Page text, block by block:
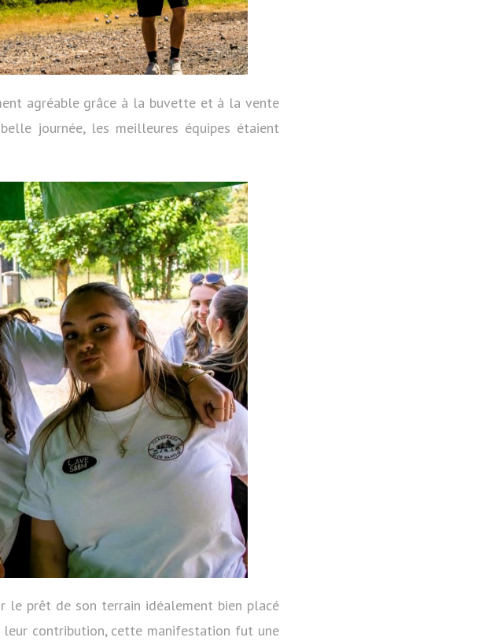
agréable grâce à la buvette et à la vente
journée, les meilleures équipes étaient
le prêt de son terrain idéalement bien placé
contribution, cette manifestation fut une